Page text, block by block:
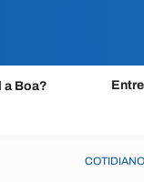
a Boa?
COTIDIANO